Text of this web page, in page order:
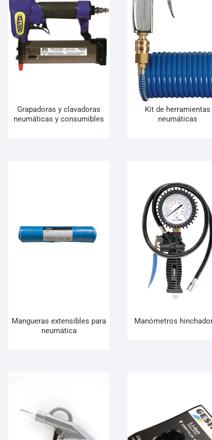
Grapadoras y clavadoras
neumáticas y consumibles
Kit de herramientas
neumáticas
Mangueras extensibles para
neumática
Manómetros